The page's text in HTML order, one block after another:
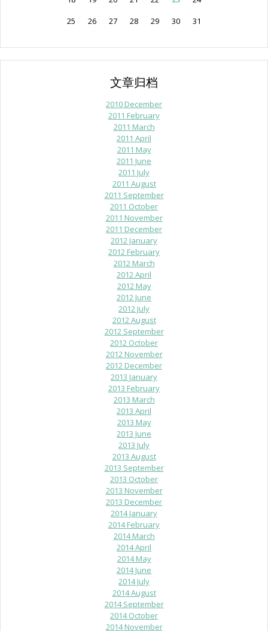
25
26 27 28 29 30 31
文章归档
2010 December
2011 February
2011 March
2011 April
2011 May
2011 June
2011 July
2011 August
2011 September
2011 October
2011 November
2011 December
2012 January
2012 February
2012 March
2012 April
2012 May
2012 June
2012 July
2012 August
2012 September
2012 October
2012 November
2012 December
2013 January
2013 February
2013 March
2013 April
2013 May
2013 June
2013 July
2013 August
2013 September
2013 October
2013 November
2013 December
2014 January
2014 February
2014 March
2014 April
2014 May
2014 June
2014 July
2014 August
2014 September
2014 October
2014 November